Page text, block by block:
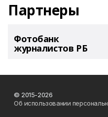
Партнеры
Фотобанк
журналистов РБ
© 2015-2026
Об использовании